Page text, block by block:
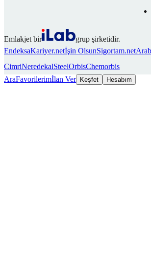
Emlakjet bir
grup şirketidir.
EndeksaKariyer.netİşin OlsunSigortam.net
CimriNeredekalSteelOrbisChemorbis
AraFavorilerimİlan Ver Keşfet Hesabım